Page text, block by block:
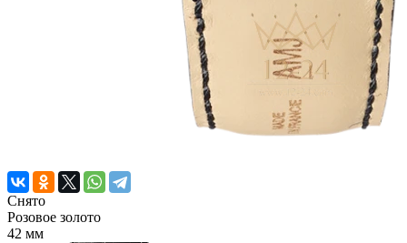
Снято
Розовое золото
42 мм